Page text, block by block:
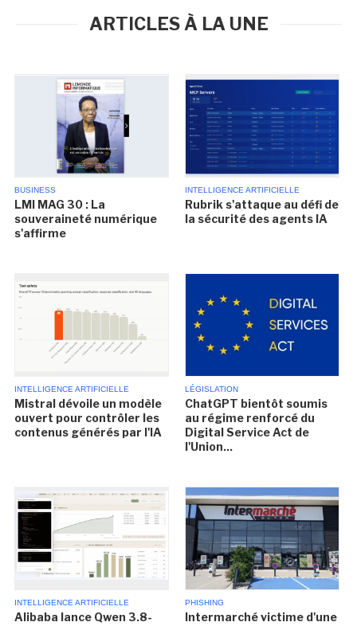
ARTICLES À LA UNE
BUSINESS
LMI MAG 30 : La
souveraineté numérique
s'affirme
INTELLIGENCE ARTIFICIELLE
Rubrik s'attaque au défi de
la sécurité des agents IA
INTELLIGENCE ARTIFICIELLE
Mistral dévoile un modèle
ouvert pour contrôler les
contenus générés par l'IA
LÉGISLATION
ChatGPT bientôt soumis
au régime renforcé du
Digital Service Act de
l'Union...
INTELLIGENCE ARTIFICIELLE
Alibaba lance Qwen 3.8-
PHISHING
Intermarché victime d'une